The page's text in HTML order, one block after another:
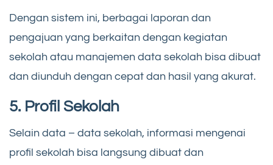
Dengan sistem ini, berbagai laporan dan
pengajuan yang berkaitan dengan kegiatan
sekolah atau manajemen data sekolah bisa dibuat
dan diunduh dengan cepat dan hasil yang akurat.
5. Profil Sekolah
Selain data – data sekolah, informasi mengenai
profil sekolah bisa langsung dibuat dan